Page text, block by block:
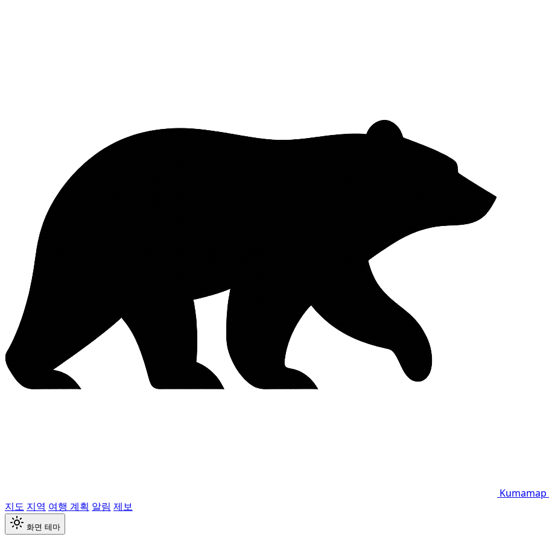
Kumamap
지도 지역 여행 계획 알림 제보
화면 테마